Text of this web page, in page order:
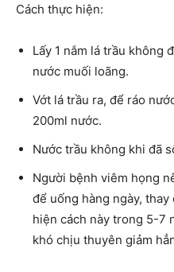
Cách thực hiện:
Lấy 1 nắm lá trầu không
nước muối loãng.
Vớt lá trầu ra, để ráo
200ml nước.
Nước trầu không khi đã
Người bệnh viêm họng
để uống hàng ngày,
hiện cách này trong 5-7
khó chịu thuyên giảm